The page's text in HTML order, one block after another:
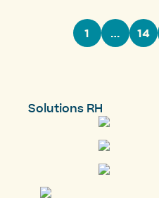
1 … 14
Solutions RH